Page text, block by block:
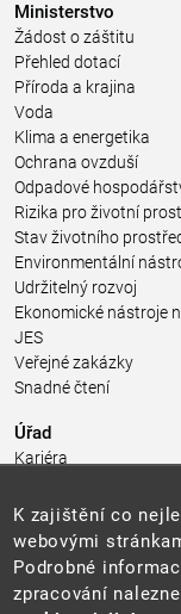
Ministerstvo
Žádost o záštitu
Přehled dotací
Příroda a krajina
Voda
Klima a energetika
Ochrana ovzduší
Odpadové
Rizika pro životní
Stav životního
Environmentální
Udržitelný rozvoj
Ekonomické nástroje
JES
Veřejné zakázky
Snadné čtení
Úřad
Kariéra
Pro média a veřejnost
Povinně zveřejňované
Kontakty
Přistupnost budovy
K zajištění co
webovými
Podrobné
zpracování